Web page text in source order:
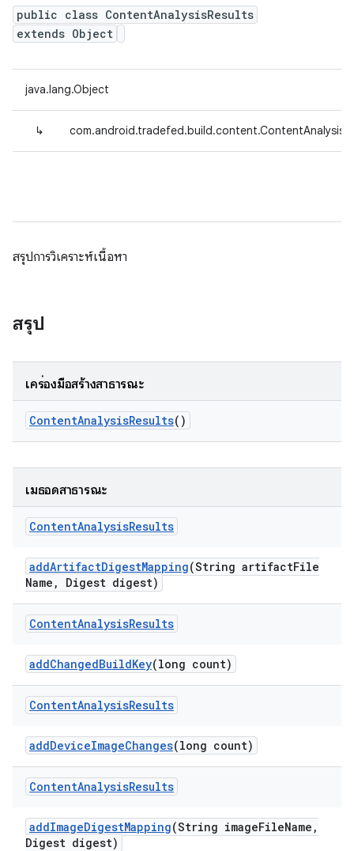
public class ContentAnalysisResults
extends Object
java.lang.Object
↳
สรุปการวิเคราะห์เนื้อหา
สรุป
เครื่องมือสร้างสาธารณะ
ContentAnalysisResults()
เมธอดสาธารณะ
ContentAnalysisResults
addArtifactDigestMapping(String artifactFile
Name , Digest digest)
ContentAnalysisResults
addChangedBuildKey(long count)
ContentAnalysisResults
addDeviceImageChanges(long count)
ContentAnalysisResults
addImageDigestMapping(String imageFileName ,
Digest digest)